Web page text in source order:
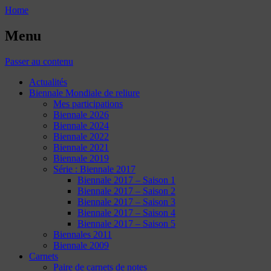
Home
Menu
Passer au contenu
Actualités
Biennale Mondiale de reliure
Mes participations
Biennale 2026
Biennale 2024
Biennale 2022
Biennale 2021
Biennale 2019
Série : Biennale 2017
Biennale 2017 – Saison 1
Biennale 2017 – Saison 2
Biennale 2017 – Saison 3
Biennale 2017 – Saison 4
Biennale 2017 – Saison 5
Biennales 2011
Biennale 2009
Carnets
Paire de carnets de notes